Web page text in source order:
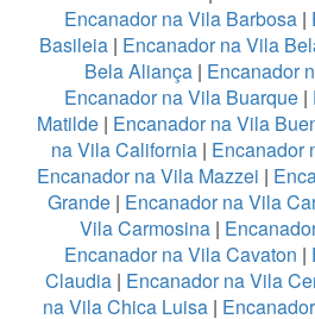
Encanador na Vila Barbosa |
Basileia| Encanador na Vila
Bela Aliança| Encanador
Encanador na Vila Buarque|
Matilde | Encanador na Vila
na Vila California | Encanador
Encanador na Vila Mazzei |
Grande| Encanador na Vila
Vila Carmosina|
Encanador na Vila Cavaton |
Claudia| Encanador na Vila
na Vila Chica Luisa |